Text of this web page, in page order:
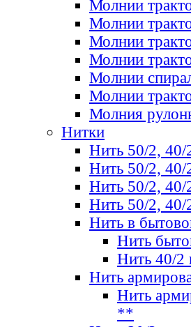
Молнии
Молнии
Молнии
Молнии
Молнии
Молнии
Молния
Нитки
Нить 50/2, 40/
Нить 50/2,
Нить 50/2, 40/
Нить 50/2,
Нить в
Нить
Нить 40/2
Нить
Нить
**